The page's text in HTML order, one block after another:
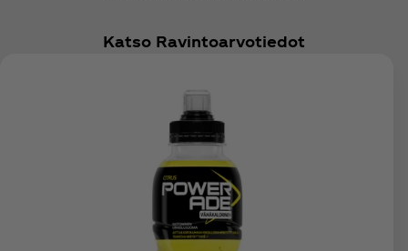
Katso Ravintoarvotiedot